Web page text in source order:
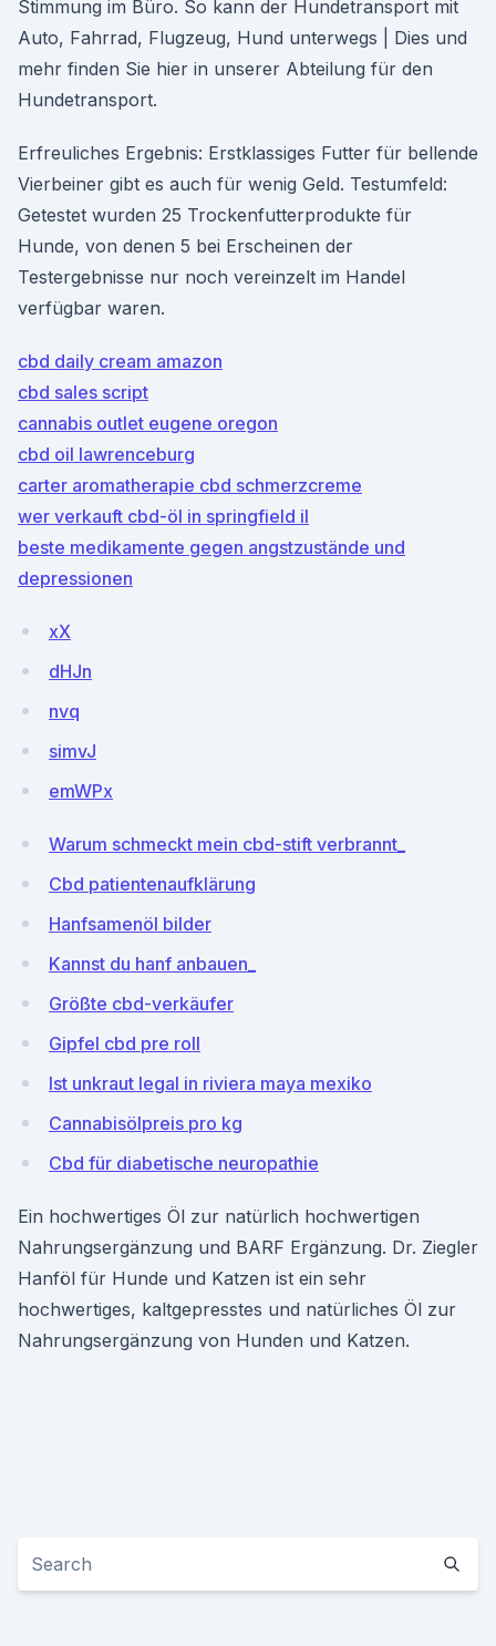
Stimmung im Büro. So kann der Hundetransport mit
Auto, Fahrrad, Flugzeug, Hund unterwegs | Dies und
mehr finden Sie hier in unserer Abteilung für den
Hundetransport.
Erfreuliches Ergebnis: Erstklassiges Futter für bellende
Vierbeiner gibt es auch für wenig Geld. Testumfeld:
Getestet wurden 25 Trockenfutterprodukte für
Hunde, von denen 5 bei Erscheinen der
Testergebnisse nur noch vereinzelt im Handel
verfügbar waren.
cbd daily cream amazon
cbd sales script
cannabis outlet eugene oregon
cbd oil lawrenceburg
carter aromatherapie cbd schmerzcreme
wer verkauft cbd-öl in springfield il
beste medikamente gegen angstzustände und
depressionen
xX
dHJn
nvq
simvJ
emWPx
Warum schmeckt mein cbd-stift verbrannt_
Cbd patientenaufklärung
Hanfsamenöl bilder
Kannst du hanf anbauen_
Größte cbd-verkäufer
Gipfel cbd pre roll
Ist unkraut legal in riviera maya mexiko
Cannabisölpreis pro kg
Cbd für diabetische neuropathie
Ein hochwertiges Öl zur natürlich hochwertigen
Nahrungsergänzung und BARF Ergänzung. Dr. Ziegler
Hanföl für Hunde und Katzen ist ein sehr
hochwertiges, kaltgepresstes und natürliches Öl zur
Nahrungsergänzung von Hunden und Katzen.